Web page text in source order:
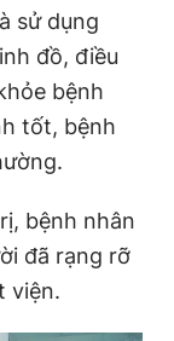
sử dụng
đồ, điều
bệnh
tốt, bệnh
bệnh nhân
đã rạng rỡ
viện.